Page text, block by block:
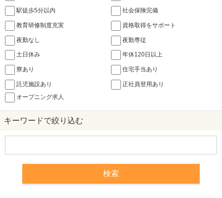
駅徒歩5分以内 社会保険完備
教育研修制度充実 資格取得をサポート
夜勤なし 夜勤専従
土日休み 年休120日以上
寮あり 住宅手当あり
託児施設あり
正社員登用あり
オープニング求人
キーワードで絞り込む